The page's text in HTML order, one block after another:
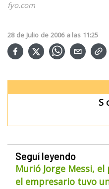
fyo.com
28 de Julio de 2006 a las 11:25
S
Seguí leyendo
Murió Jorge Messi,
el empresario tuvo